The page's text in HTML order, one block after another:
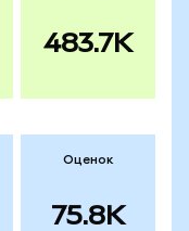
483.7K
Оценок
75.8K